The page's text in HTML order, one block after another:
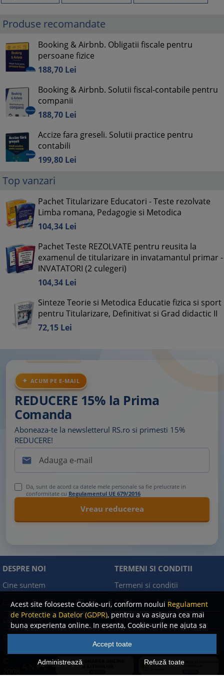
Acest site foloseste Cookie-uri, conform noului Regulament
de Protectie a Datelor (GDPR), pentru a va asigura cea mai
buna experienta online. In esenta, Cookie-urile ne ajuta sa
imbunatatim continutul de pe site, oferindu-va dvs.,
cititorul, o experienta online personalizata si mult mai
rapida. Ele sunt folosite doar de site-ul nostru si partenerii
nostri de incredere. Click
pentru detalii despre politica
de Cookie-uri.
Accept toate
Administrează Refuză toate
Produse recomandate
Booking & Airbnb. Obligatii fiscale pentru
persoane fizice
188,70 Lei
Booking & Airbnb. Solutii fiscal-contabile pentru
companii
188,70 Lei
Accize fara greseli. Solutii practice pentru
contabili
199,80 Lei
Top vanzari
Pachet Titularizare Educatori - Teste rezolvate
Limba romana, Pedagogie si Metodica
104,34 Lei
Pachet Teste REZOLVATE pentru reusita la
examenul de titularizare in invatamantul primar -
INVATATORI (2 culegeri)
104,34 Lei
Sinteze Teorie si Metodica Educatie fizica si sport
pentru Titularizare, Definitivat si Grad didactic II
72,15 Lei
ACUM PE E-MAIL
REDUCERE 15% la Prima
Comanda
Aboneaza-te la newsletterul RS.ro si primesti 15%
REDUCERE!

Da, sunt de acord ca datele mele personale sa fie prelucrate in
conformitate cu Regulamentul UE 679/2016
DESPRE NOI
Cine suntem
Cum comand?
Cum platesc?
TERMENI SI CONDITII
Termeni si conditii
Facebook
Contact
A.N.P.C.